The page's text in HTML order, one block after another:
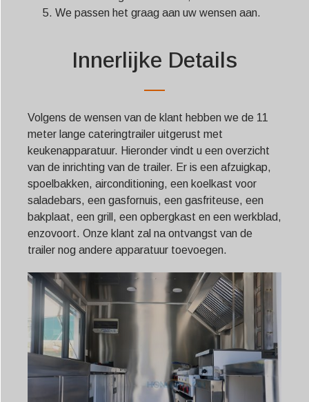
We passen het graag aan uw wensen aan.
Innerlijke Details
Volgens de wensen van de klant hebben we de 11
meter lange cateringtrailer uitgerust met
keukenapparatuur. Hieronder vindt u een overzicht
van de inrichting van de trailer. Er is een afzuigkap,
spoelbakken, airconditioning, een koelkast voor
saladebars, een gasfornuis, een gasfriteuse, een
bakplaat, een grill, een opbergkast en een werkblad,
enzovoort. Onze klant zal na ontvangst van de
trailer nog andere apparatuur toevoegen.